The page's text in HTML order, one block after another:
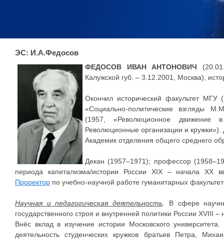
ЭС: И.А.Федосов
ФЕДОСОВ ИВАН АНТОНОВИЧ
Калужской губ. – 3.12.2001, Москва),
Окончил исторический факультет МГУ
«Социально-политические взгляды
(1957, «Революционное
Революционные организации и кружки»).
Академик отделения общего среднего
Декан (1957–1971); профессор
периода капитализма/истории России XIX – начала XX
Проректор по учебно-научной работе гуманитарных
Научная и педагогическая деятельность . В сфере
государственного строя и внутренней политики России XVIII –
Внёс вклад в изучение истории Московского
деятельность студенческих кружков братьев Петра,